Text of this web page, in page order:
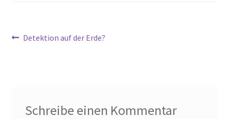
Beitragsnavigation
Vorheriger
Detektion auf der Erde?
Schreibe einen Kommentar